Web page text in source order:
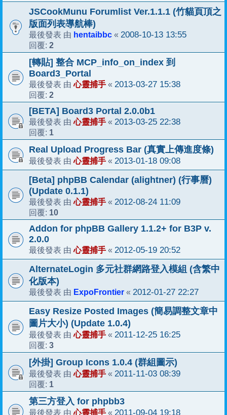
JSCookMunu Forumlist Ver.1.1.1 (竹貓頁頂之
版面列表導航棒)
最後發表 由 hentaibbc « 2008-10-13 13:55
回覆: 2
[轉貼] 整合 MCP_info_on_index 到
Board3_Portal
最後發表 由心靈捕手 « 2013-03-27 15:38
回覆: 2
[BETA] Board3 Portal 2.0.0b1
最後發表 由心靈捕手 « 2013-03-25 22:38
回覆: 1
Real Upload Progress Bar (真實上傳進度條)
最後發表 由心靈捕手 « 2013-01-18 09:08
[Beta] phpBB Calendar (alightner) (行事曆)
(Update 0.1.1)
最後發表 由心靈捕手 « 2012-08-24 11:09
回覆: 10
Addon for phpBB Gallery 1.1.2+ for B3P v.
2.0.0
最後發表 由心靈捕手 « 2012-05-19 20:52
AlternateLogin 多元社群網路登入模組 (含繁中
化版本)
最後發表 由 ExpoFrontier « 2012-01-27 22:27
Easy Resize Posted Images (簡易調整文章中
圖片大小) (Update 1.0.4)
最後發表 由心靈捕手 « 2011-12-25 16:25
回覆: 3
[外掛] Group Icons 1.0.4 (群組圖示)
最後發表 由心靈捕手 « 2011-11-03 08:39
回覆: 1
第三方登入 for phpbb3
最後發表 由心靈捕手 « 2011-09-04 19:18